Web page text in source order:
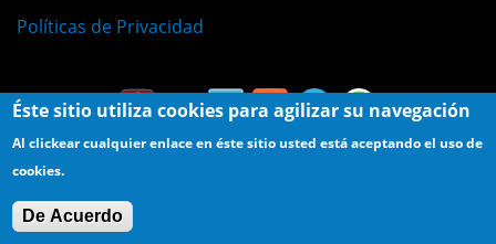
Políticas de Privacidad
Éste sitio utiliza cookies para agilizar su navegación
Al clickear cualquier enlace en éste sitio usted está aceptando el uso de
cookies.
De Acuerdo